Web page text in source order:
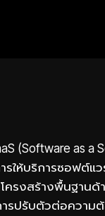
(Software as a
ให้บริการซอฟต์แ
รงสร้างพื้นฐานด้
รปรับตัวต่อความ